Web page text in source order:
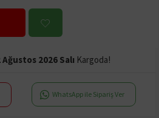
Ağustos 2026 Salı Kargoda!
WhatsApp ile Sipariş Ver